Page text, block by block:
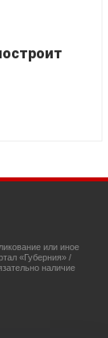
или иное
«Губерния» /
наличие